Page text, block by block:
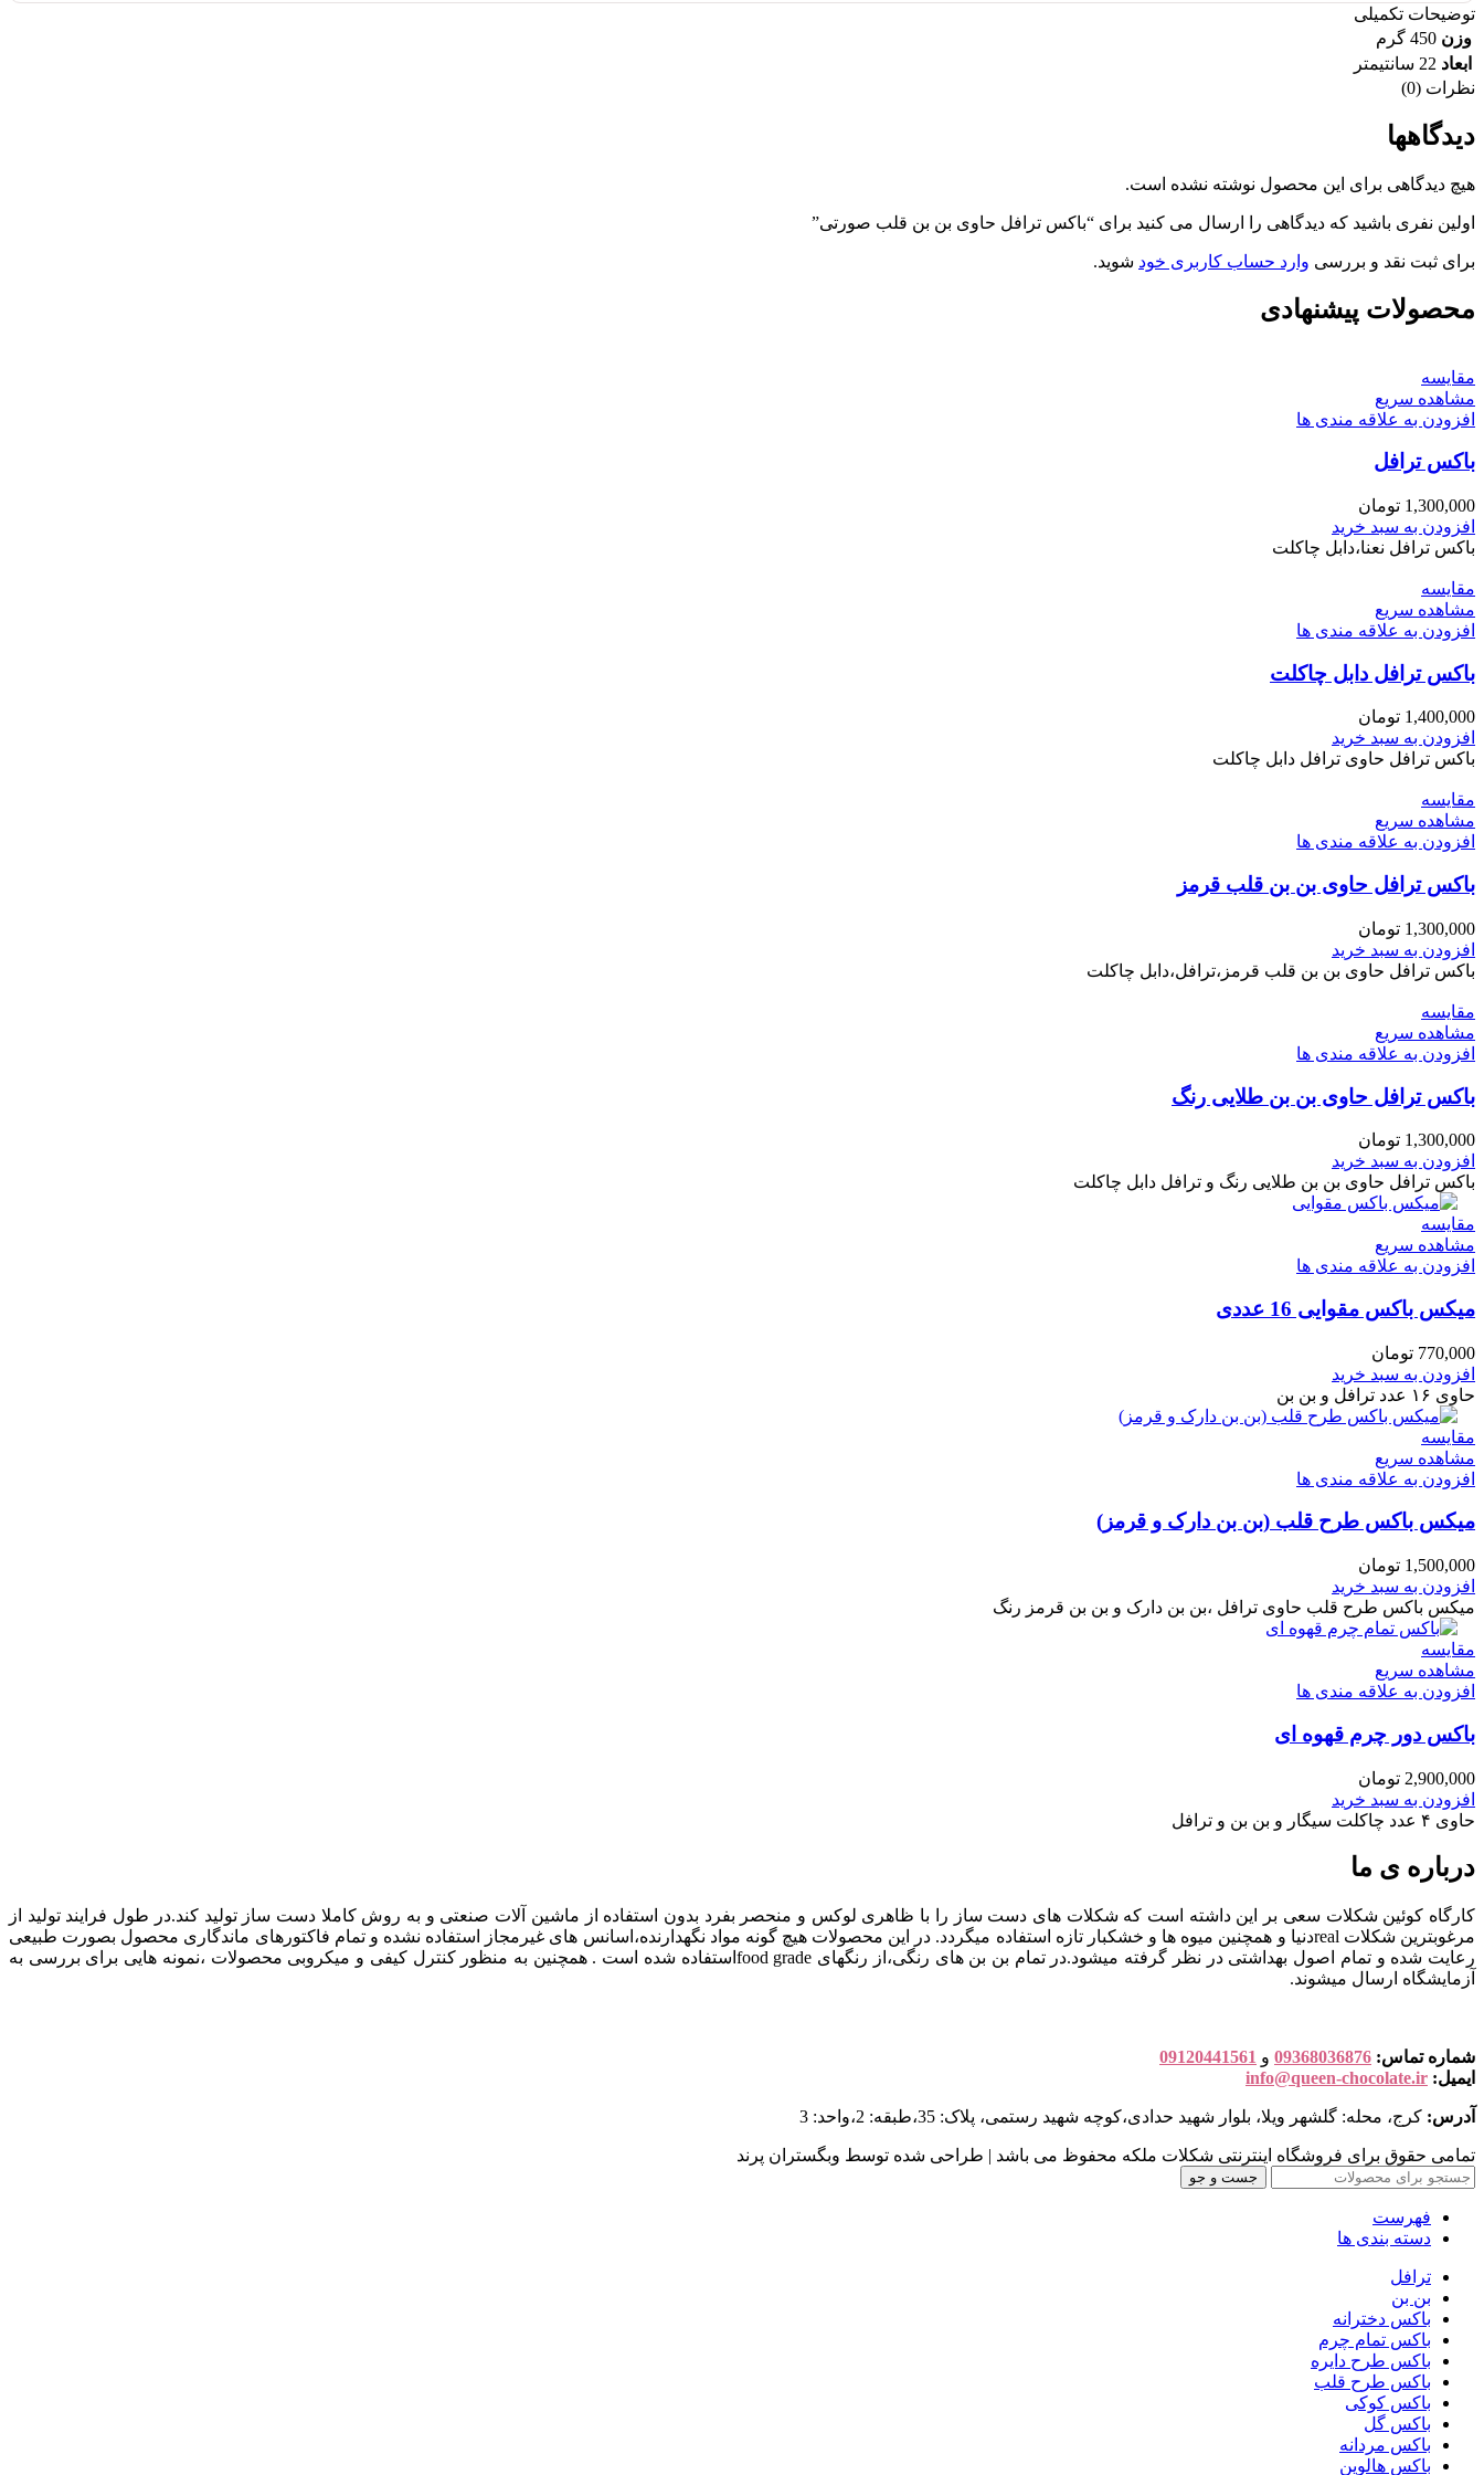
توضیحات تکمیلی
وزن 450 گرم
ابعاد 22 سانتیمتر
نظرات (0)
دیدگاهها
هیچ دیدگاهی برای این محصول نوشته نشده است.
اولین نفری باشید که دیدگاهی را ارسال می کنید برای “باکس ترافل حاوی بن بن قلب صورتی”
برای ثبت نقد و بررسی وارد حساب کاربری خود شوید.
محصولات پیشنهادی
مقایسه
مشاهده سریع
افزودن به علاقه مندی ها
باکس ترافل
1,300,000 تومان
افزودن به سبد خرید
باکس ترافل نعنا،دابل چاکلت
مقایسه
مشاهده سریع
افزودن به علاقه مندی ها
باکس ترافل دابل چاکلت
1,400,000 تومان
افزودن به سبد خرید
باکس ترافل حاوی ترافل دابل چاکلت
مقایسه
مشاهده سریع
افزودن به علاقه مندی ها
باکس ترافل حاوی بن بن قلب قرمز
1,300,000 تومان
افزودن به سبد خرید
باکس ترافل حاوی بن بن قلب قرمز،ترافل،دابل چاکلت
مقایسه
مشاهده سریع
افزودن به علاقه مندی ها
باکس ترافل حاوی بن بن طلایی رنگ
1,300,000 تومان
افزودن به سبد خرید
باکس ترافل حاوی بن بن طلایی رنگ و ترافل دابل چاکلت
مقایسه
مشاهده سریع
افزودن به علاقه مندی ها
میکس باکس مقوایی 16 عددی
770,000 تومان
افزودن به سبد خرید
حاوی ۱۶ عدد ترافل و بن بن
مقایسه
مشاهده سریع
افزودن به علاقه مندی ها
میکس باکس طرح قلب (بن بن دارک و قرمز)
1,500,000 تومان
افزودن به سبد خرید
میکس باکس طرح قلب حاوی ترافل ،بن بن دارک و بن بن قرمز رنگ
مقایسه
مشاهده سریع
افزودن به علاقه مندی ها
باکس دور چرم قهوه ای
2,900,000 تومان
افزودن به سبد خرید
حاوی ۴ عدد چاکلت سیگار و بن بن و ترافل
درباره ی ما
کارگاه کوئین شکلات سعی بر این داشته است که شکلات های دست ساز را با ظاهری لوکس و منحصر بفرد بدون استفاده از ماشین آلات صنعتی و به روش کاملا دست ساز تولید کند.در طول فرایند تولید از
مرغوبترین شکلات realدنیا و همچنین میوه ها و خشکبار تازه استفاده میگردد. در این محصولات هیچ گونه مواد نگهدارنده،اسانس های غیرمجاز استفاده نشده و تمام فاکتورهای ماندگاری محصول بصورت طبیعی
رعایت شده و تمام اصول بهداشتی در نظر گرفته میشود.در تمام بن بن های رنگی،از رنگهای food gradeاستفاده شده است . همچنین به منظور کنترل کیفی و میکروبی محصولات ،نمونه هایی برای بررسی به
آزمایشگاه ارسال میشوند.
شماره تماس: 09368036876 و 09120441561
ایمیل: info@queen-chocolate.ir
آدرس: کرج، محله: گلشهر ویلا، بلوار شهید حدادی،کوچه شهید رستمی، پلاک: 35،طبقه: 2،واحد: 3
تمامی حقوق برای فروشگاه اینترنتی شکلات ملکه محفوظ می باشد | طراحی شده توسط وبگستران پرند
جست و جو
فهرست
دسته بندی ها
ترافل
بن بن
باکس دخترانه
باکس تمام چرم
باکس طرح دایره
باکس طرح قلب
باکس کوکی
باکس گل
باکس مردانه
باکس هالوین